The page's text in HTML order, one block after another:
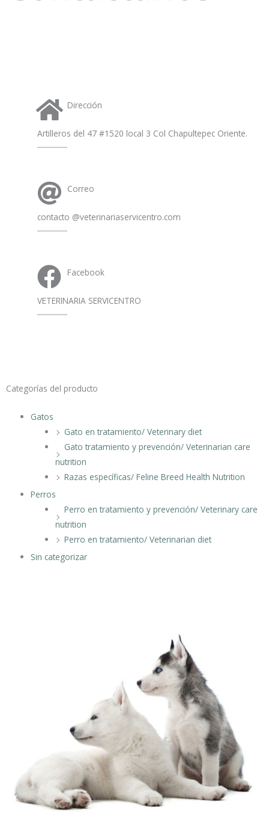
Dirección
Artilleros del 47 #1520 local 3 Col Chapultepec Oriente.
Correo
contacto @veterinariaservicentro.com
Facebook
VETERINARIA SERVICENTRO
Categorías del producto
Gatos
Gato en tratamiento/ Veterinary diet
Gato tratamiento y prevención/ Veterinarian care
nutrition
Razas específicas/ Feline Breed Health Nutrition
Perros
Perro en tratamiento y prevención/ Veterinary care
nutrition
Perro en tratamiento/ Veterinarian diet
Sin categorizar